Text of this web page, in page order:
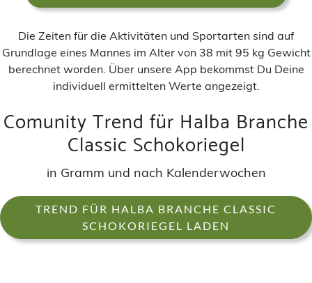
Die Zeiten für die Aktivitäten und Sportarten sind auf
Grundlage eines Mannes im Alter von 38 mit 95 kg Gewicht
berechnet worden. Über unsere App bekommst Du Deine
individuell ermittelten Werte angezeigt.
Comunity Trend für Halba Branche
Classic Schokoriegel
in Gramm und nach Kalenderwochen
TREND FÜR HALBA BRANCHE CLASSIC
SCHOKORIEGEL LADEN